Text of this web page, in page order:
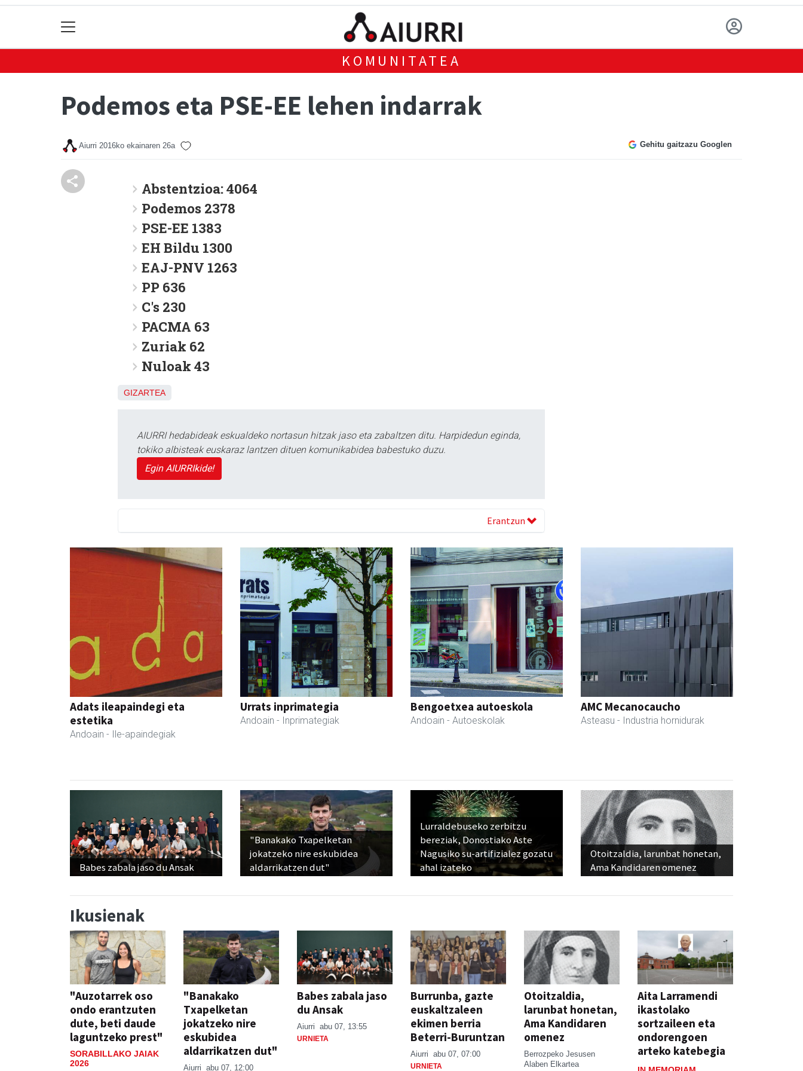
KOMUNITATEA
Podemos eta PSE-EE lehen indarrak
Aiurri 2016ko ekainaren 26a Gehitu gaitzazu Googlen
Abstentzioa: 4064
Podemos 2378
PSE-EE 1383
EH Bildu 1300
EAJ-PNV 1263
PP 636
C's 230
PACMA 63
Zuriak 62
Nuloak 43
GIZARTEA
AIURRI hedabideak eskualdeko nortasun hitzak jaso eta zabaltzen ditu. Harpidedun eginda,
tokiko albisteak euskaraz lantzen dituen komunikabidea babestuko duzu.
Egin AIURRIkide!
Erantzun
Adats ileapaindegi eta
estetika
Andoain - Ile-apaindegiak
Urrats inprimategia
Andoain - Inprimategiak
Bengoetxea autoeskola
Andoain - Autoeskolak
AMC Mecanocaucho
Asteasu - Industria hornidurak
Babes zabala jaso du Ansak
"Banakako Txapelketan
jokatzeko nire eskubidea
aldarrikatzen dut"
Lurraldebuseko zerbitzu
bereziak, Donostiako Aste
Nagusiko su-artifizialez gozatu
ahal izateko
Otoitzaldia, larunbat honetan,
Ama Kandidaren omenez
Ikusienak
"Auzotarrek oso
ondo erantzuten
dute, beti daude
laguntzeko prest"
SORABILLAKO JAIAK
2026
"Banakako
Txapelketan
jokatzeko nire
eskubidea
aldarrikatzen dut"
Aiurri abu 07, 12:00
Babes zabala jaso
du Ansak
Aiurri abu 07, 13:55
URNIETA
Burrunba, gazte
euskaltzaleen
ekimen berria
Beterri-Buruntzan
Aiurri abu 07, 07:00
URNIETA
Otoitzaldia,
larunbat honetan,
Ama Kandidaren
omenez
Berrozpeko Jesusen
Alaben Elkartea
Aita Larramendi
ikastolako
sortzaileen eta
ondorengoen
arteko katebegia